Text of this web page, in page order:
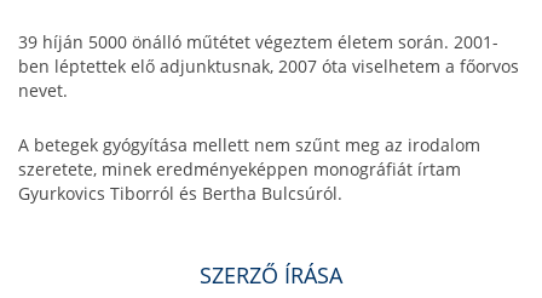
39 híján 5000 önálló műtétet végeztem életem során. 2001-
ben léptettek elő adjunktusnak, 2007 óta viselhetem a főorvos
nevet.
A betegek gyógyítása mellett nem szűnt meg az irodalom
szeretete, minek eredményeképpen monográfiát írtam
Gyurkovics Tiborról és Bertha Bulcsúról.
SZERZŐ ÍRÁSA